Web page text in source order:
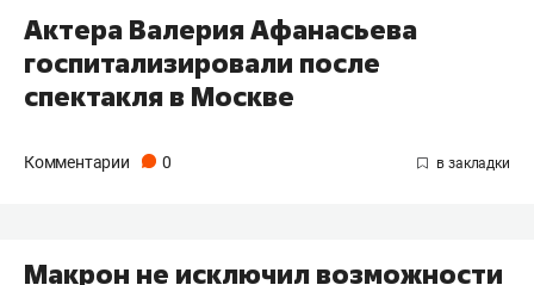
Актера Валерия Афанасьева
госпитализировали после
спектакля в Москве
Комментарии 0
Макрон не исключил возможности